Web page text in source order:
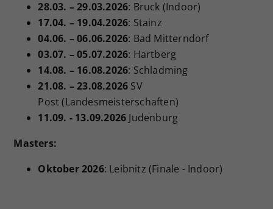
28.03. – 29.03.2026: Bruck (Indoor)
17.04. – 19.04.2026: Stainz
04.06. – 06.06.2026: Bad Mitterndorf
03.07. – 05.07.2026: Hartberg
14.08. – 16.08.2026: Schladming
21.08. – 23.08.2026 SV
Post (Landesmeisterschaften)
11.09. - 13.09.2026 Judenburg
Masters:
Oktober 2026: Leibnitz (Finale - Indoor)
Zweck
Dieser Wert speichert Ihre Consent-
Einstellungen. Unter anderem eine
zufällig generierte ID, für die
historische Speicherung Ihrer
vorgenommen Einstellungen, falls der
Webseiten-Betreiber dies eingestellt
hat.